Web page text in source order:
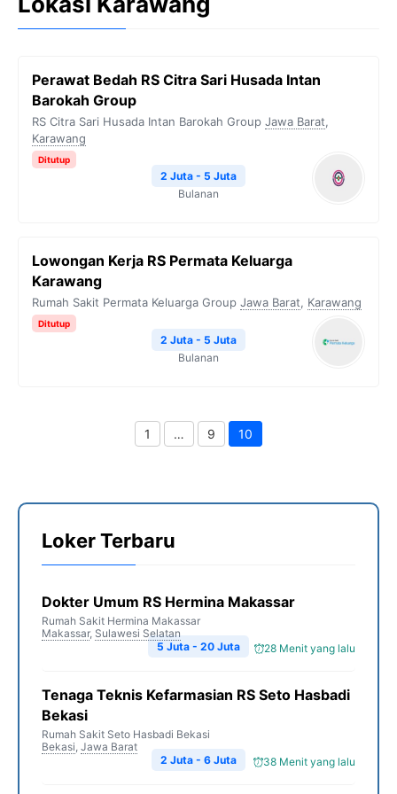
Perawat Bedah RS Citra Sari Husada Intan
Barokah Group
RS Citra Sari Husada Intan Barokah Group Jawa Barat,
Karawang
Ditutup
2 Juta - 5 Juta
Bulanan
Lowongan Kerja RS Permata Keluarga
Karawang
Rumah Sakit Permata Keluarga Group Jawa Barat, Karawang
Ditutup
2 Juta - 5 Juta
Bulanan
Page
1 … Page
9 Page
10
Loker Terbaru
Dokter Umum RS Hermina Makassar
Rumah Sakit Hermina Makassar
Makassar, Sulawesi Selatan
28 Menit yang lalu
5 Juta - 20 Juta
Tenaga Teknis Kefarmasian RS Seto Hasbadi
Bekasi
Rumah Sakit Seto Hasbadi Bekasi
Bekasi, Jawa Barat
38 Menit yang lalu
2 Juta - 6 Juta